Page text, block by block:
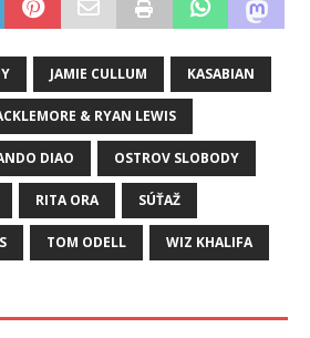
JAMIE CULLUM KASABIAN
& RYAN LEWIS
DIAO OSTROV SLOBODY
RITA ORA SÚŤAŽ
TOM ODELL WIZ KHALIFA